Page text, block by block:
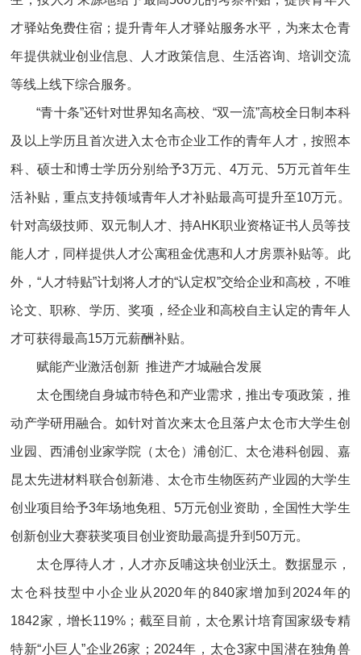
才驿站免费住宿；提升青年人才驿站服务水平，为来太仓青
年提供就业创业信息、人才政策信息、生活咨询、培训交流
等线上线下综合服务。
“青十条”还针对世界知名高校、“双一流”高校全日制本科
及以上学历且首次进入太仓市企业工作的青年人才，按照本
科、硕士和博士学历分别给予3万元、4万元、5万元首年生
活补贴，重点支持领域青年人才补贴最高可提升至10万元。
针对高级技师、双元制人才、持AHK职业资格证书人员等技
能人才，同样提供人才公寓租金优惠和人才房票补贴等。此
外，“人才特贴”计划将人才的“认定权”交给企业和高校，不唯
论文、职称、学历、奖项，经企业和高校自主认定的青年人
才可获得最高15万元薪酬补贴。
赋能产业激活创新 推进产才城融合发展
太仓围绕自身城市特色和产业需求，推出专项政策，推
动产学研用融合。如针对首次来太仓且落户太仓市大学生创
业园、西浦创业家学院（太仓）浦创汇、太仓港科创园、嘉
昆太先进材料联合创新港、太仓市生物医药产业园的大学生
创业项目给予3年场地免租、5万元创业资助，全国性大学生
创新创业大赛获奖项目创业资助最高提升到50万元。
太仓厚待人才，人才亦反哺这块创业沃土。数据显示，
太仓科技型中小企业从2020年的840家增加到2024年的
1842家，增长119%；截至目前，太仓累计培育国家级专精
特新“小巨人”企业26家；2024年，太仓3家中国潜在独角兽